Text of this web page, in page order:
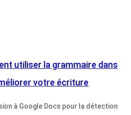
utiliser la grammaire dans
votre écriture
à Google Docs pour la détection